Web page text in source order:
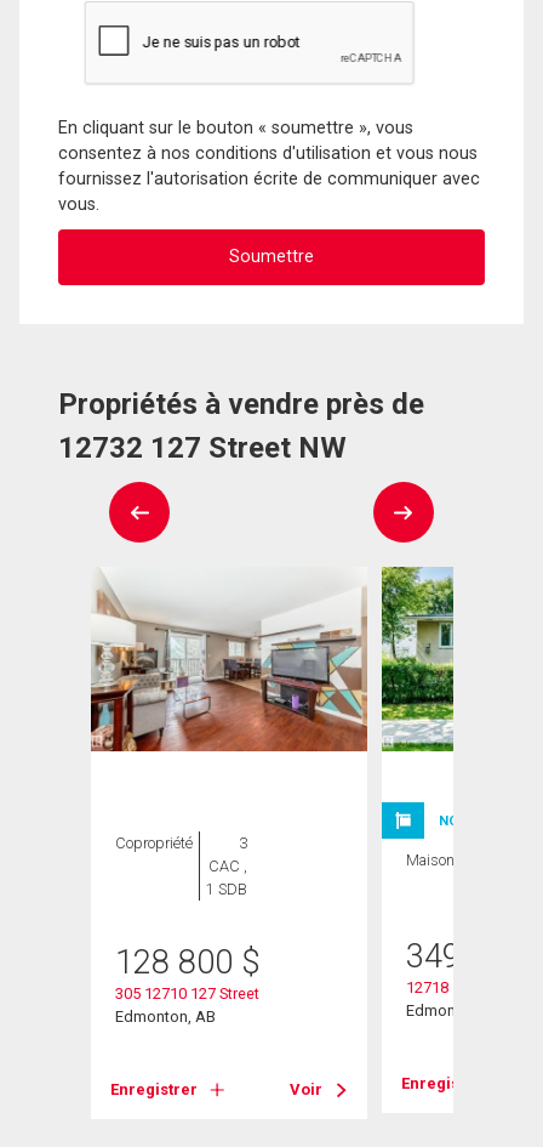
En cliquant sur le bouton « soumettre », vous
consentez à nos conditions d'utilisation et vous nous
fournissez l'autorisation écrite de communiquer avec
vous.
Propriétés à vendre près de
12732 127 Street NW
Copropriété
3
CAC ,
1 SDB
128 800 $
305 12710 127 Street
Edmonton, AB
Enregistrer Voir
NOUVELLE
Maison
349 900
12718 126 Street
Edmonton, AB
Enregistrer